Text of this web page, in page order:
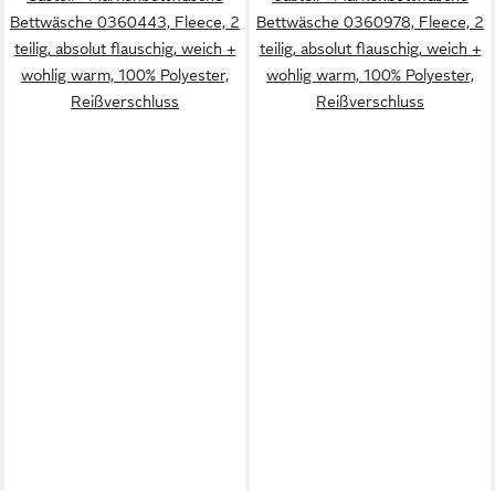
Bettwäsche 0360443, Fleece, 2
teilig, absolut flauschig, weich +
wohlig warm, 100% Polyester,
Reißverschluss
Bettwäsche 0360978, Fleece, 2
teilig, absolut flauschig, weich +
wohlig warm, 100% Polyester,
Reißverschluss